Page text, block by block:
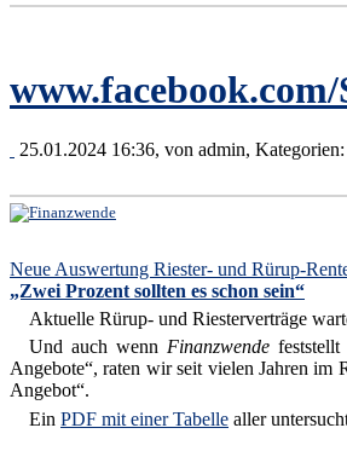
www.facebook.com/
25.01.2024 16:36, von admin, Kategorien:
Neue Auswertung Riester- und Rürup-
„Zwei Prozent sollten es schon sein“
Aktuelle Rürup- und Riesterverträge
Und auch wenn Finanzwendefeststellt
Angebote“, raten wir seit vielen Jahren im
Angebot“.
Ein PDF mit einer Tabelle aller